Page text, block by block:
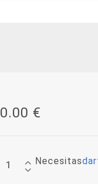
0.00
Necesitas